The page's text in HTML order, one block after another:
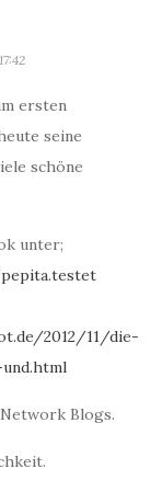
ersten
seine
schöne
unter;
2012/11/die-
Blogs.